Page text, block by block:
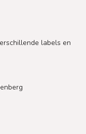
labels en